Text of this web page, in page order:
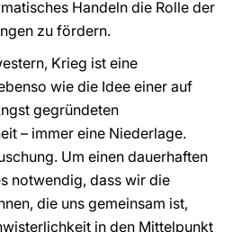
Handeln die Rolle der
zu fördern.
Krieg ist eine
wie die Idee einer auf
gegründeten
– immer eine Niederlage.
Um einen dauerhaften
notwendig, dass wir die
die uns gemeinsam ist,
in den Mittelpunkt